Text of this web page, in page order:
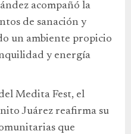
acompañó la
de sanación y
un ambiente propicio
y energía
Medita Fest, el
Juárez reafirma su
que